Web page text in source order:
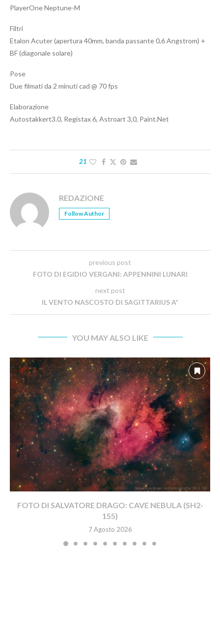
PlayerOne Neptune-M
Filtri
Etalon Acuter (apertura 40mm, banda passante 0,6 Angstrom) +
BF (diagonale solare)
Pose
Due filmati da 2 minuti cad @ 70 fps
Elaborazione
Autostakkert3.0, Registax 6, Astroart 3,0, Paint.Net
21
REDAZIONE
Follow Author
previous post
FOTO DI EGIDIO VERGANI: APPENNINI LUNARI
next post
IL VENTO NASCOSTO DI SAGITTARIUS A*
YOU MAY ALSO LIKE
FOTO DI SALVATORE DRAGO: CAVE NEBULA (SH2-
155)
7 Agosto 2026